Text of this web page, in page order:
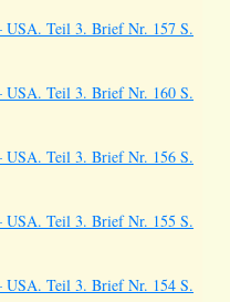
Teil 3. Brief Nr. 157 S.
Teil 3. Brief Nr. 160 S.
Teil 3. Brief Nr. 156 S.
Teil 3. Brief Nr. 155 S.
Teil 3. Brief Nr. 154 S.